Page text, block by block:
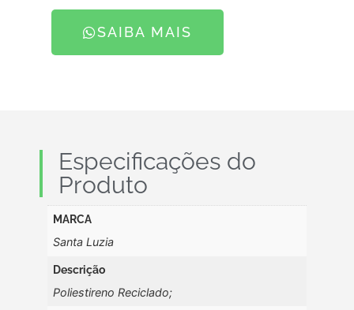
SAIBA MAIS
Especificações do
Produto
MARCA
Santa Luzia
Descrição
Poliestireno Reciclado;